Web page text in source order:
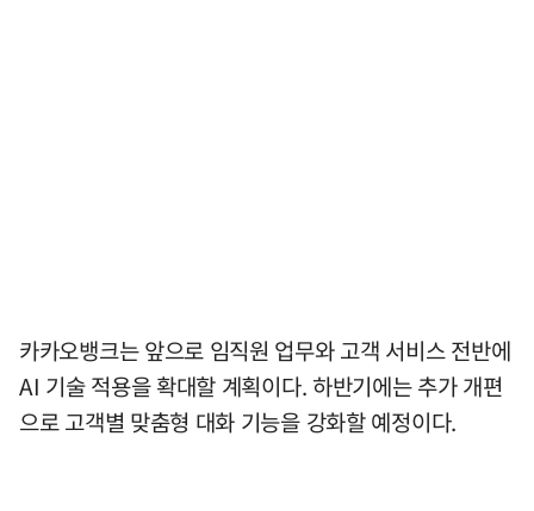
카카오뱅크는 앞으로 임직원 업무와 고객 서비스 전반에
AI 기술 적용을 확대할 계획이다. 하반기에는 추가 개편
으로 고객별 맞춤형 대화 기능을 강화할 예정이다.